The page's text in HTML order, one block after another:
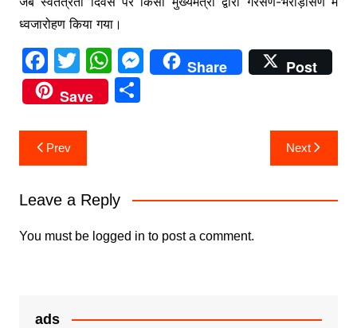
ध्वजारोहण किया गया।
F
a
c
e
b
o
k
T
w
itt
er
W
h
at
p
p
M
e
er
Share
Post
Save
S
Post
navigation
Prev Next
Leave a Reply
You must be logged in to post a comment.
ads